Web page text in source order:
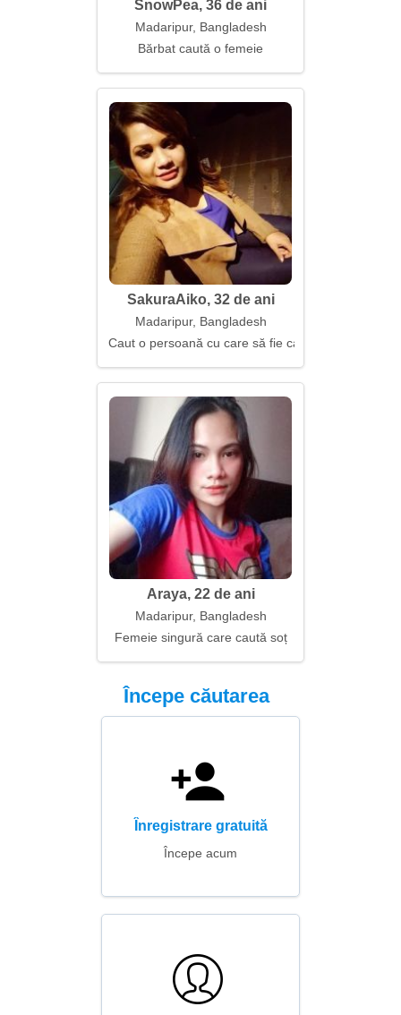
SnowPea, 36 de ani
Madaripur, Bangladesh
Bărbat caută o femeie
SakuraAiko, 32 de ani
Madaripur, Bangladesh
Caut o persoană cu care să fie cald
Araya, 22 de ani
Madaripur, Bangladesh
Femeie singură care caută soț
Începe căutarea
Înregistrare gratuită
Începe acum